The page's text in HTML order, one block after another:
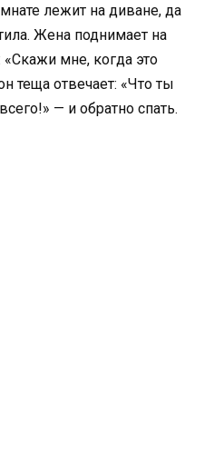
лежит на диване, да
Жена поднимает на
мне, когда это
теща отвечает: «Что ты
— и обратно спать.